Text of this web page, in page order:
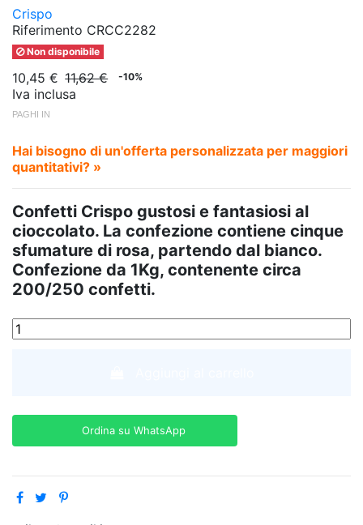
Crispo
Riferimento CRCC2282
Non disponibile
10,45 € 11,62 € -10%
Iva inclusa
PAGHI IN
Hai bisogno di un'offerta personalizzata per maggiori
quantitativi? »
Confetti Crispo gustosi e fantasiosi al
cioccolato. La confezione contiene cinque
sfumature di rosa, partendo dal bianco.
Confezione da 1Kg, contenente circa
200/250 confetti.
Ordina su WhatsApp